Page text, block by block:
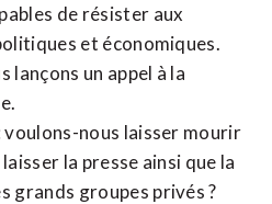
de résister aux
et économiques.
lançons un appel à la
voulons-nous laisser mourir
la presse ainsi que la
grands groupes privés ?